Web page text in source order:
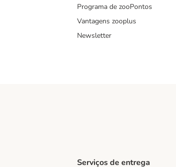
Programa de zooPontos
Vantagens zooplus
Newsletter
Serviços de entrega